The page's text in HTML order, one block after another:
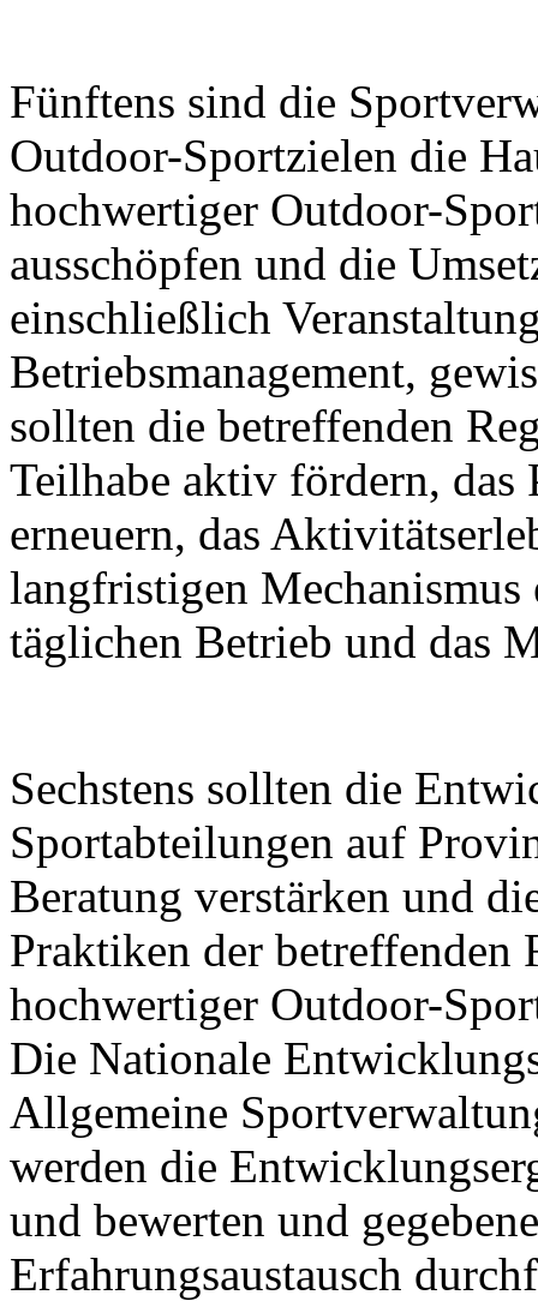
Fünftens sind die
Outdoor-Sportzielen die
hochwertiger Outdoor-
ausschöpfen und die
einschließlich
Betriebsmanagement,
sollten die betreffenden
Teilhabe aktiv fördern,
erneuern, das
langfristigen
täglichen Betrieb und das
Sechstens sollten die
Sportabteilungen auf
Beratung verstärken und
Praktiken der
hochwertiger Outdoor-
Die Nationale
Allgemeine
werden die
und bewerten und
Erfahrungsaustausch